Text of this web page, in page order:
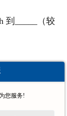
到_____（较
度____
您服务!